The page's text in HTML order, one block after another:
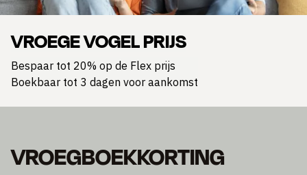
VROEGE VOGEL PRIJS
Bespaar tot 20% op de Flex prijs
Boekbaar tot 3 dagen voor aankomst
VROEGBOEKKORTING